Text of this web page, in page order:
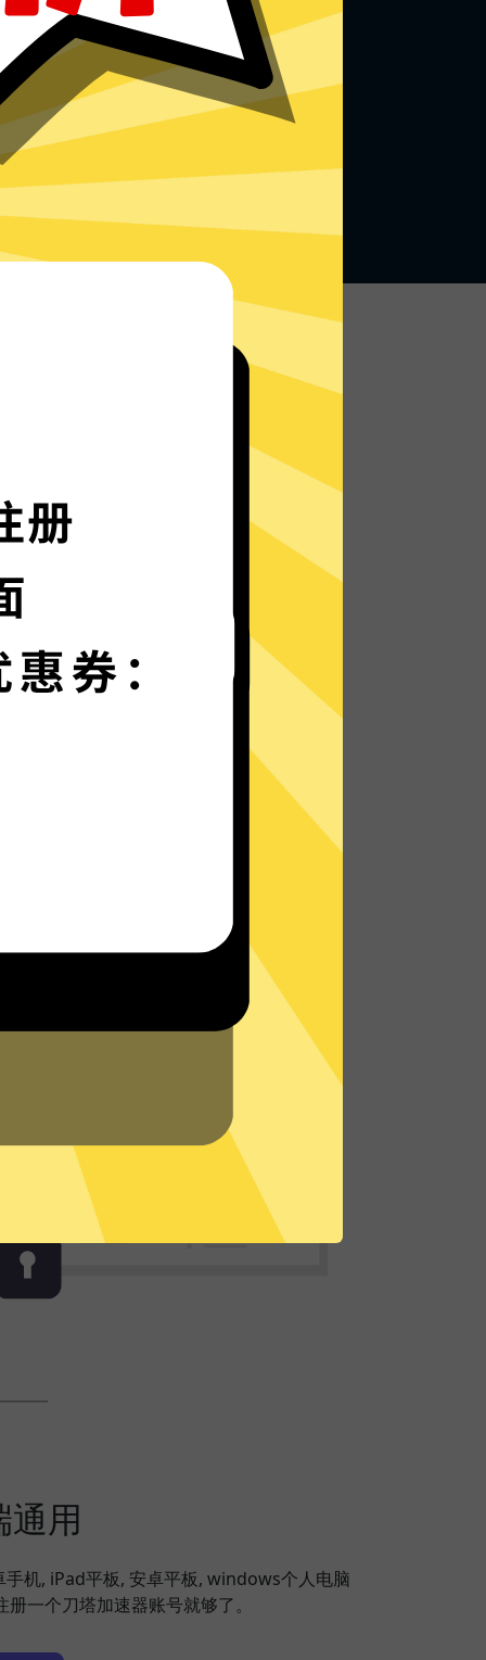
无论何地，无限访问
塔加速器的自研发通信协议，使您无论是
路上还是沙发上，都能轻松快速地访问网
通用
机, iPad平板, 安卓平板, windows个人电脑
一个刀塔加速器账号就够了。